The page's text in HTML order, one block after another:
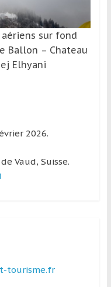
sur fond
Ballon – Chateau
Elhyani
2026.
Vaud, Suisse.
tourisme.fr